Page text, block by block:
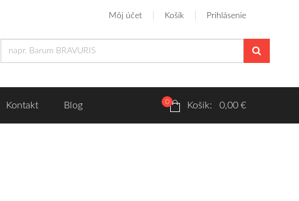
Môj účet Košík Prihlásenie
Kontakt Blog 0 Košík: 0,00 €